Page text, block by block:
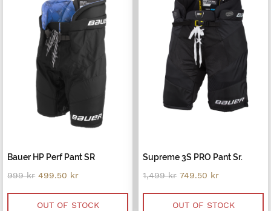
Bauer HP Perf Pant SR
999kr Original
was:
999 kr.
499.50 krCurrent
is:
499.50 kr.
OUT OF STOCK
Supreme 3S PRO Pant Sr.
1,499kr Original
was:
1,499 kr.
749.50 krCurrent
is:
749.50 kr.
OUT OF STOCK